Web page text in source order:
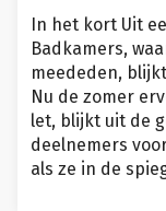
In het kort Uit
Badkamers,
meededen,
Nu de zomer
let, blijkt uit de
deelnemers
als ze in de